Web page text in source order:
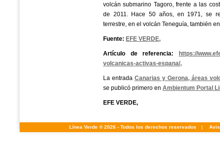
volcán submarino Tagoro, frente a las
de 2011. Hace 50 años, en 1971, se
terrestre, en el volcán Teneguía, también
Fuente: EFE VERDE,
Artículo de referencia:
https://
volcanicas-activas-espana/,
La entrada Canarias y Gerona, áreas
se publicó primero en Ambientum Portal
EFE VERDE,
Línea Verde ® 2026 - Todos los derechos reservados |